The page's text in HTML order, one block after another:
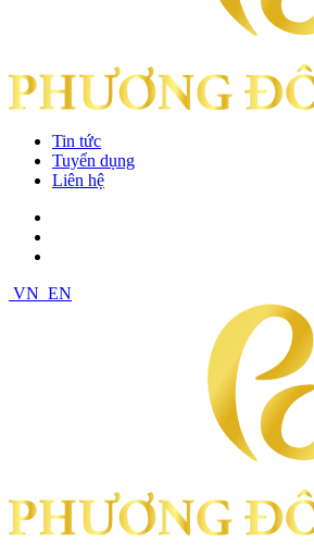
Tin tức
Tuyển dụng
Liên hệ
VN EN